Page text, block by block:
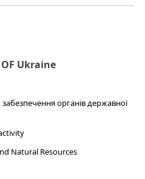
OF Ukraine
органів державної
Natural Resources